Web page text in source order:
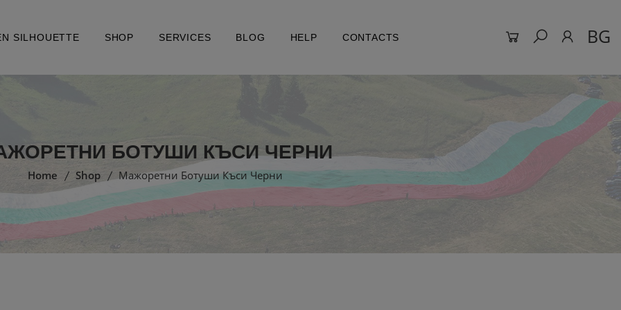
SILHOUETTE SHOP SERVICES BLOG HELP CONTACTS BG
БОТУШИ КЪСИ ЧЕРНИ
Home Shop Мажоретни Ботуши Къси Черни